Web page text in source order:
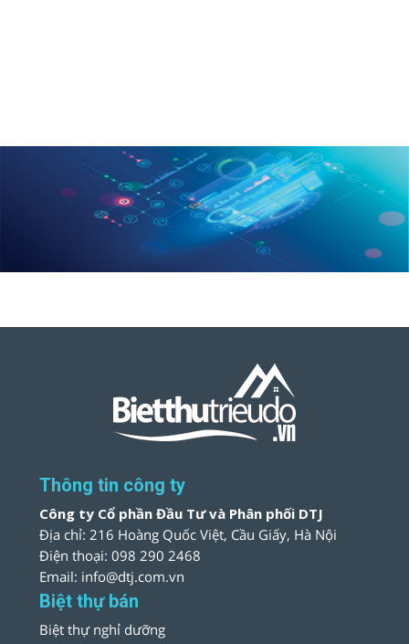
Thông tin công ty
Công ty Cổ phần Đầu Tư và Phân phối DTJ
Địa chỉ: 216 Hoàng Quốc Việt, Cầu Giấy, Hà Nội
Điện thoại: 098 290 2468
Email: info@dtj.com.vn
Biệt thự bán
Biệt thự nghỉ dưỡng